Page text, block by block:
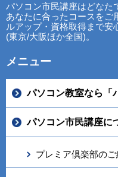
パソコン市民講座はどなた
あなたに合ったコースをご
ルアップ・資格取得まで安
(東京/大阪ほか全国)。
メニュー
パソコン教室なら「
パソコン市民講座に
プレミア倶楽部のご